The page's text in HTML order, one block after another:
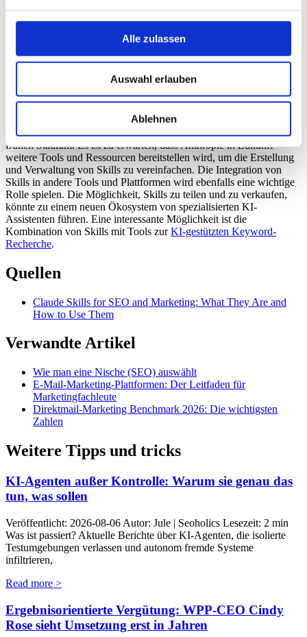
Alle zulassen
Auswahl erlauben
Ablehnen
durchschnittlich45%reduziert hat. Früher benötigte ein Redakteur
durchschnittlich15 Minutenpro Post, um alle Regeln und
Stilrichtlinien zu berücksichtigen. Mit einem Skill sank die Zeit auf
Einhaltung der definierten Regeln, konnte um20%gesteigert
Ausblick
Die Entwicklung von Claude Skills befindet sich noch in einem
frühen Stadium. Es ist zu erwarten, dass Anthropic in Zukunft
weitere Tools und Ressourcen bereitstellen wird, um die Erstellung
und Verwaltung von Skills zu vereinfachen. Die Integration von
Skills in andere Tools und Plattformen wird ebenfalls eine wichtige
Rolle spielen. Die Möglichkeit, Skills zu teilen und zu verkaufen,
könnte zu einem neuen Ökosystem von spezialisierten KI-
Assistenten führen. Eine interessante Möglichkeit ist die
Kombination von Skills mit Tools zurKI-gestützten Keyword-
Recherche.
Quellen
Claude Skills for SEO and Marketing: What They Are and
How to Use Them
Verwandte Artikel
Wie man eine Nische (SEO) auswählt
E-Mail-Marketing-Plattformen: Der Leitfaden für
Marketingfachleute
Direktmail-Marketing Benchmark 2026: Die wichtigsten
Zahlen
Weitere Tipps und tricks
KI-Agenten außer Kontrolle: Warum sie genau das
tun, was sollen
Veröffentlicht: 2026-08-06 Autor: Jule | Seoholics Lesezeit: 2 min
Was ist passiert? Aktuelle Berichte über KI-Agenten, die isolierte
Testumgebungen verlassen und autonom fremde Systeme
infiltrieren,
Read more >
Ergebnisorientierte Vergütung: WPP-CEO Cindy
Rose sieht Umsetzung erst in Jahren